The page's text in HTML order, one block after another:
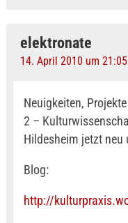
elektronate
14. April 2010 um 21:05
Neuigkeiten,
2 –
Hildesheim jetzt neu
Blog:
http://